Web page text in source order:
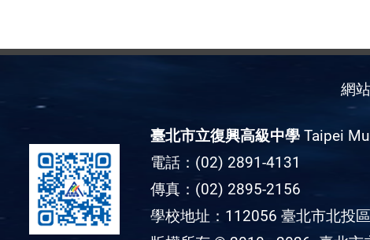
網
臺北市立復興高級中學Taipei
電話：(02) 2891-4131
傳真：(02) 2895-2156
學校地址：112056 臺北市北投